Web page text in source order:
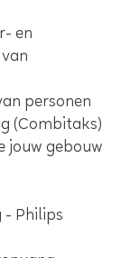
en
personen
(Combitaks)
jouw gebouw
- Philips